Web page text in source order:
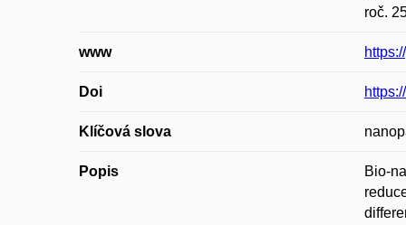
roč.
www
Doi
Klíčová slova
Popis
Bio-